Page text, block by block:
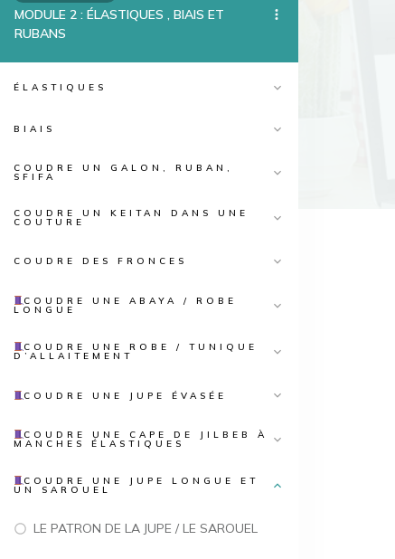
MODULE 2 : ÉLASTIQUES , BIAIS ET
RUBANS
ÉLASTIQUES
BIAIS
COUDRE UN GALON, RUBAN,
SFIFA
COUDRE UN KEITAN DANS UNE
COUTURE
COUDRE DES FRONCES
COUDRE UNE ABAYA / ROBE
LONGUE
COUDRE UNE ROBE / TUNIQUE
D’ALLAITEMENT
COUDRE UNE JUPE ÉVASÉE
COUDRE UNE CAPE DE JILBEB À
MANCHES ÉLASTIQUES
COUDRE UNE JUPE LONGUE ET
UN SAROUEL
LE PATRON DE LA JUPE / LE SAROUEL